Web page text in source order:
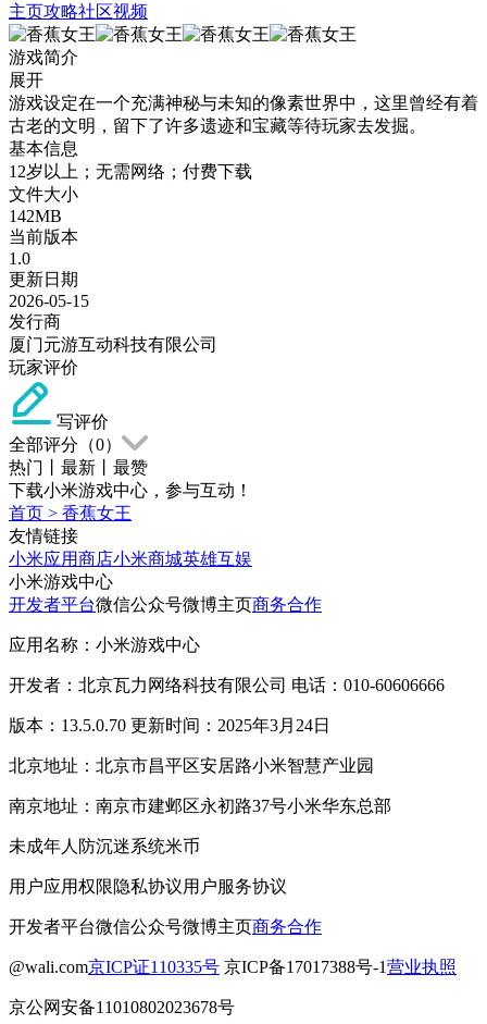
主页攻略社区视频
游戏简介
展开
游戏设定在一个充满神秘与未知的像素世界中，这里曾经有着
古老的文明，留下了许多遗迹和宝藏等待玩家去发掘。
基本信息
12岁以上；无需网络；付费下载
文件大小
142MB
当前版本
1.0
更新日期
2026-05-15
发行商
厦门元游互动科技有限公司
玩家评价
写评价
全部评分（0）
热门
最新
最赞
下载小米游戏中心，参与互动！
首页 > 香蕉女王
友情链接
小米应用商店小米商城英雄互娱
小米游戏中心
开发者平台微信公众号微博主页商务合作
应用名称：小米游戏中心
开发者：北京瓦力网络科技有限公司 电话：010-60606666
版本：13.5.0.70 更新时间：2025年3月24日
北京地址：北京市昌平区安居路小米智慧产业园
南京地址：南京市建邺区永初路37号小米华东总部
未成年人防沉迷系统米币
用户应用权限隐私协议用户服务协议
开发者平台微信公众号微博主页商务合作
@wali.com京ICP证110335号 京ICP备17017388号-1营业执照
京公网安备11010802023678号